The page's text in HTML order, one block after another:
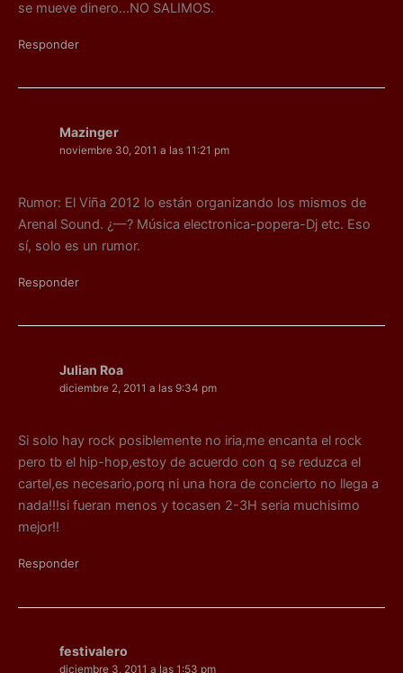
se mueve dinero…NO SALIMOS.
Responder
Mazinger
noviembre 30, 2011 a las 11:21 pm
Rumor: El Viña 2012 lo están organizando los mismos de
Arenal Sound. ¿—? Música electronica-popera-Dj etc. Eso
sí, solo es un rumor.
Responder
Julian Roa
diciembre 2, 2011 a las 9:34 pm
Si solo hay rock posiblemente no iria,me encanta el rock
pero tb el hip-hop,estoy de acuerdo con q se reduzca el
cartel,es necesario,porq ni una hora de concierto no llega a
nada!!!si fueran menos y tocasen 2-3H seria muchisimo
mejor!!
Responder
festivalero
diciembre 3, 2011 a las 1:53 pm